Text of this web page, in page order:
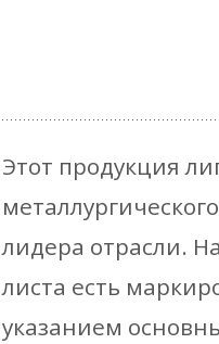
Этот продукция
лидера отрасли.
листа есть
указанием